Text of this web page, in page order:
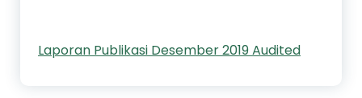
Laporan Publikasi Desember 2019 Audited